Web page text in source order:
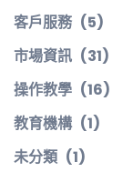
客戶服務 (5)
市場資訊 (31)
操作教學 (16)
教育機構 (1)
未分類 (1)